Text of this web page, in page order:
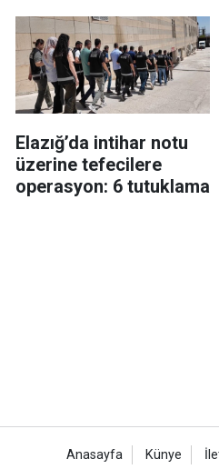
Elazığ’da intihar notu
üzerine tefecilere
operasyon: 6 tutuklama
Anasayfa Künye